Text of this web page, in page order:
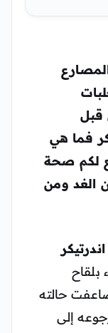
قبل
فما هي
لكم صحة
الغد ومن
اندرتيكر
بلقاح
حالته
إلى